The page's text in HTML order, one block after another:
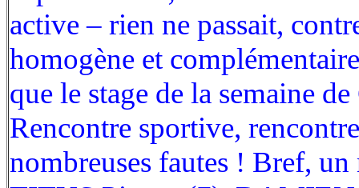
active – rien ne passait,
homogène et
que le stage de la semaine
Rencontre sportive,
nombreuses fautes ! Bref,